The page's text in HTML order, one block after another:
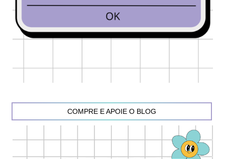
COMPRE E APOIE O BLOG